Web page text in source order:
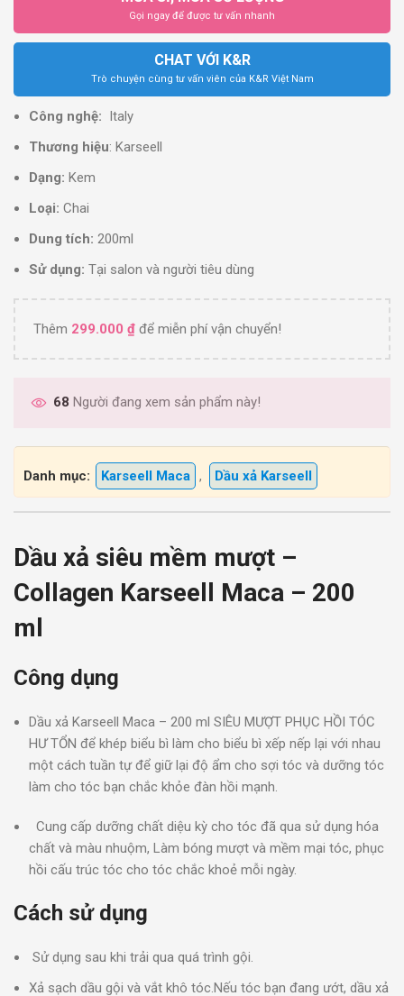
Gọi ngay để được tư vấn nhanh
CHAT VỚI K&R
Trò chuyện cùng tư vấn viên của K&R Việt Nam
Công nghệ: Italy
Thương hiệu: Karseell
Dạng: Kem
Loại: Chai
Dung tích: 200ml
Sử dụng: Tại salon và người tiêu dùng
Thêm 299.000 ₫ để miễn phí vận chuyển!
68 Người đang xem sản phẩm này!
Danh mục: Karseell Maca , Dầu xả Karseell
Dầu xả siêu mềm mượt –
Collagen Karseell Maca – 200
ml
Công dụng
Dầu xả Karseell Maca – 200 ml SIÊU MƯỢT PHỤC HỒI TÓC
HƯ TỔN để khép biểu bì làm cho biểu bì xếp nếp lại với nhau
một cách tuần tự để giữ lại độ ẩm cho sợi tóc và dưỡng tóc
làm cho tóc bạn chắc khỏe đàn hồi mạnh.
Cung cấp dưỡng chất diệu kỳ cho tóc đã qua sử dụng hóa
chất và màu nhuộm, Làm bóng mượt và mềm mại tóc, phục
hồi cấu trúc tóc cho tóc chắc khoẻ mỗi ngày.
Cách sử dụng
Sử dụng sau khi trải qua quá trình gội.
Xả sạch dầu gội và vắt khô tóc.Nếu tóc bạn đang ướt, dầu xả